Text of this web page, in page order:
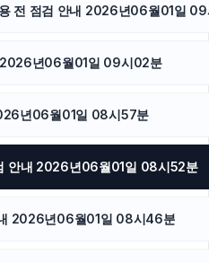
전 점검 안내 2026년06월01일
2026년06월01일 09시02분
년06월01일 08시57분
안내 2026년06월01일 08시52분
2026년06월01일 08시46분